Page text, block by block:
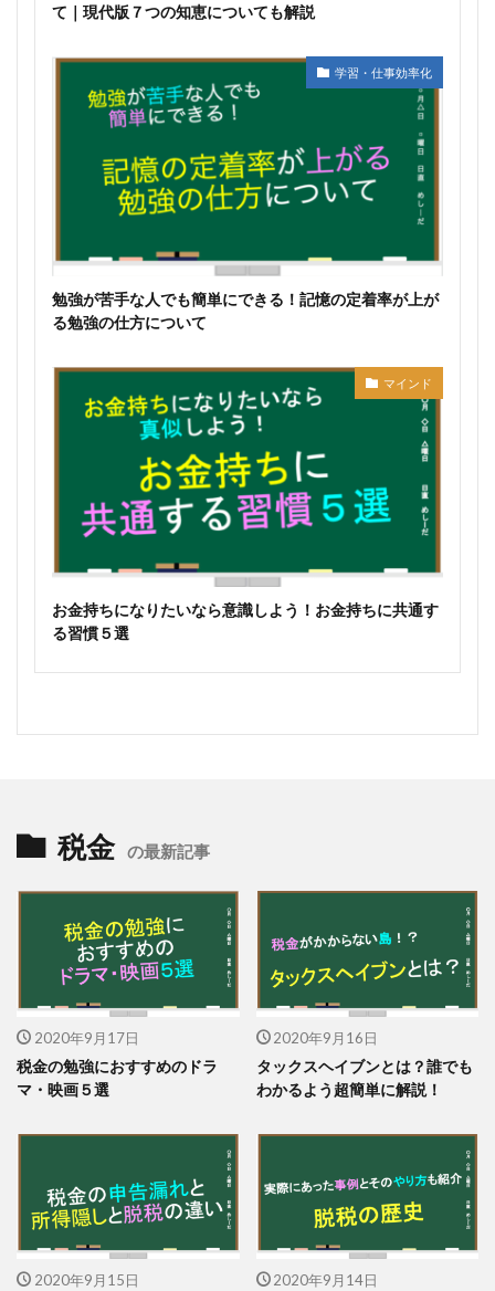
て｜現代版７つの知恵についても解説
学習・仕事効率化
勉強が苦手な人でも簡単にできる！記憶の定着率が上が
る勉強の仕方について
マインド
お金持ちになりたいなら意識しよう！お金持ちに共通す
る習慣５選
税金 の最新記事
2020年9月17日
税金の勉強におすすめのドラ
マ・映画５選
2020年9月16日
タックスヘイブンとは？誰でも
わかるよう超簡単に解説！
2020年9月15日 2020年9月14日